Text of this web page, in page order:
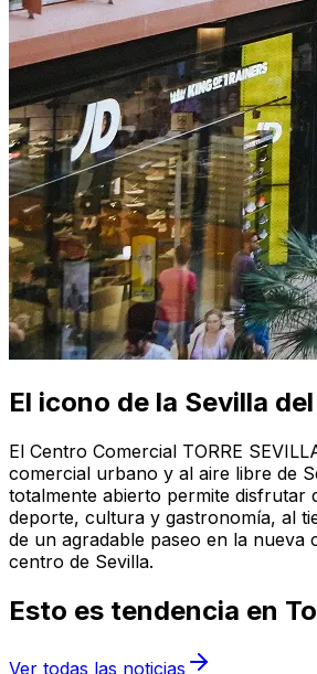
El icono de la Sevilla
El Centro Comercial TORRE
comercial urbano y al aire libre de
totalmente abierto permite disfrutar
deporte, cultura y gastronomía, al
de un agradable paseo en la nueva
centro de Sevilla.
Esto es tendencia en
Ver todas las noticias